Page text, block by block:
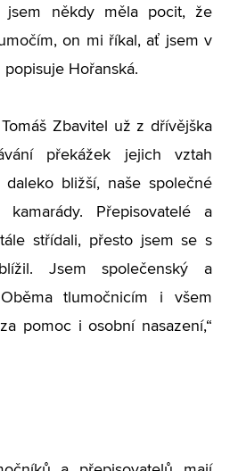
jsem někdy měla pocit, že
on mi říkal, ať jsem v
popisuje Hořanská.
Zbavitel už z dřívějška
překážek jejich vztah
daleko bližší, naše společné
Přepisovatelé a
střídali, přesto jsem se s
Jsem společenský a
tlumočnicím i všem
pomoc i osobní nasazení,“